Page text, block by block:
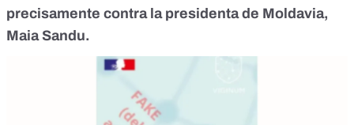
precisamente contra la presidenta de Moldavia,
Maia Sandu.